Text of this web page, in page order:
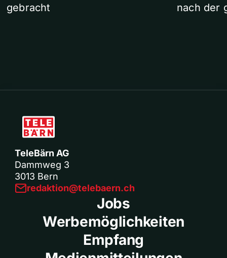
gebracht
nach der
TeleBärn AG
Dammweg 3
3013 Bern
redaktion@telebaern.ch
Jobs
Werbemöglichkeiten
Empfang